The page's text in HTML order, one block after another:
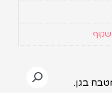
שקוף
בגן.